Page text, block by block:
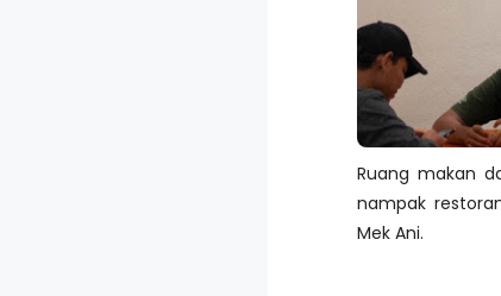
Ruang makan
nampak
Mek Ani.